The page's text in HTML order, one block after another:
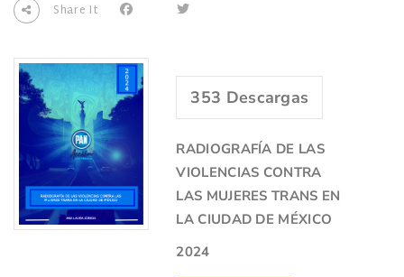
Share It
353 Descargas
RADIOGRAFÍA DE LAS
VIOLENCIAS CONTRA
LAS MUJERES TRANS EN
LA CIUDAD DE MÉXICO
2024